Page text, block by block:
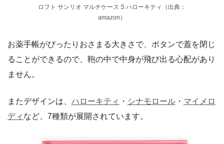
ロフト サンリオ マルチケース S ハローキティ（出典：
amazon）
お薬手帳がぴったりおさまる大きさで、ボタンで蓋を閉じ
ることができるので、鞄の中で中身が飛び出る心配があり
ません。
またデザインは、 ハローキティ ・ シナモロール ・ マイメロ
ディ など、7種類が展開されています。